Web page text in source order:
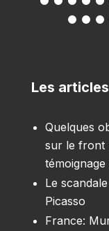
Les
Quelques
sur le front
témoignage
Le
Picasso
France: